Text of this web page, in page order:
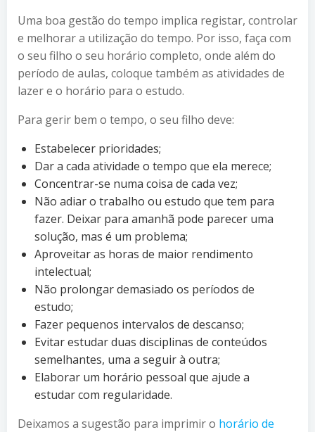
Uma boa gestão do tempo implica registar, controlar
e melhorar a utilização do tempo. Por isso, faça com
o seu filho o seu horário completo, onde além do
período de aulas, coloque também as atividades de
lazer e o horário para o estudo.
Para gerir bem o tempo, o seu filho deve:
Estabelecer prioridades;
Dar a cada atividade o tempo que ela merece;
Concentrar-se numa coisa de cada vez;
Não adiar o trabalho ou estudo que tem para
fazer. Deixar para amanhã pode parecer uma
solução, mas é um problema;
Aproveitar as horas de maior rendimento
intelectual;
Não prolongar demasiado os períodos de
estudo;
Fazer pequenos intervalos de descanso;
Evitar estudar duas disciplinas de conteúdos
semelhantes, uma a seguir à outra;
Elaborar um horário pessoal que ajude a
estudar com regularidade.
Deixamos a sugestão para imprimir o horário de